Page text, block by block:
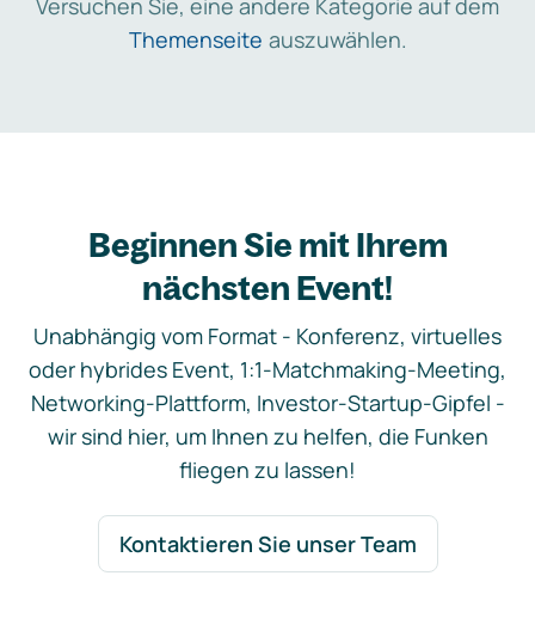
Versuchen Sie, eine andere Kategorie auf dem
Themenseite auszuwählen.
Beginnen Sie mit Ihrem
nächsten Event!
Unabhängig vom Format - Konferenz, virtuelles
oder hybrides Event, 1:1-Matchmaking-Meeting,
Networking-Plattform, Investor-Startup-Gipfel -
wir sind hier, um Ihnen zu helfen, die Funken
fliegen zu lassen!
Kontaktieren Sie unser Team